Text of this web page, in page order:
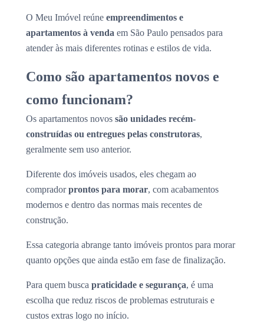
O Meu Imóvel reúne empreendimentos e
apartamentos à venda em São Paulo pensados para
atender às mais diferentes rotinas e estilos de vida.
Como são apartamentos novos e
como funcionam?
Os apartamentos novos são unidades recém-
construídas ou entregues pelas construtoras,
geralmente sem uso anterior.
Diferente dos imóveis usados, eles chegam ao
compradorprontos para morar, com acabamentos
modernos e dentro das normas mais recentes de
construção.
Essa categoria abrange tanto imóveis prontos para morar
quanto opções que ainda estão em fase de finalização.
Para quem busca praticidade e segurança, é uma
escolha que reduz riscos de problemas estruturais e
custos extras logo no início.